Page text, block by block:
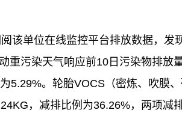
该单位在线监控平台排放数据，发
重污染天气响应前10日污染物排放
5.29%。轮胎VOCS（密炼、吹膜
，减排比例为36.26%，两项减